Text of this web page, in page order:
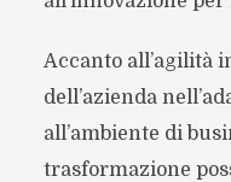
Accanto all’agilità
dell’azienda
all’ambiente di
trasformazione